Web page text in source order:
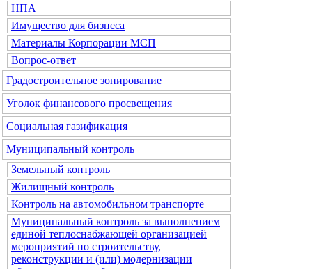
НПА
Имущество для бизнеса
Материалы Корпорации МСП
Вопрос-ответ
Градостроительное зонирование
Уголок финансового просвещения
Социальная газификация
Муниципальный контроль
Земельный контроль
Жилищный контроль
Контроль на автомобильном транспорте
Муниципальный контроль за выполнением
единой теплоснабжающей организацией
мероприятий по строительству,
реконструкции и (или) модернизации